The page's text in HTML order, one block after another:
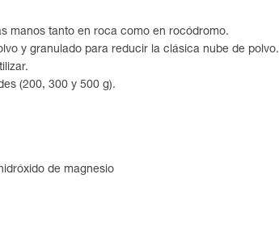
manos tanto en roca como en rocódromo.
y granulado para reducir la clásica nube de polvo.
(200, 300 y 500 g).
de magnesio